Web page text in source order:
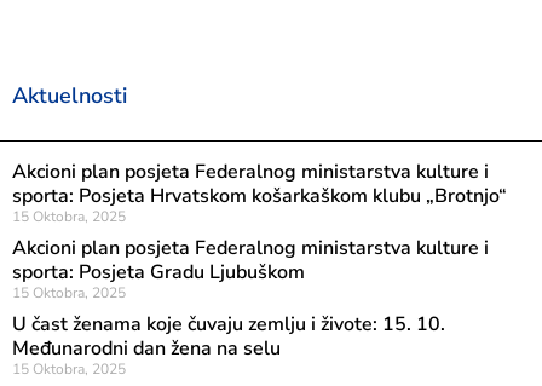
Aktuelnosti
Akcioni plan posjeta Federalnog ministarstva kulture i
sporta: Posjeta Hrvatskom košarkaškom klubu „Brotnjo“
15 Oktobra, 2025
Akcioni plan posjeta Federalnog ministarstva kulture i
sporta: Posjeta Gradu Ljubuškom
15 Oktobra, 2025
U čast ženama koje čuvaju zemlju i živote: 15. 10.
Međunarodni dan žena na selu
15 Oktobra, 2025